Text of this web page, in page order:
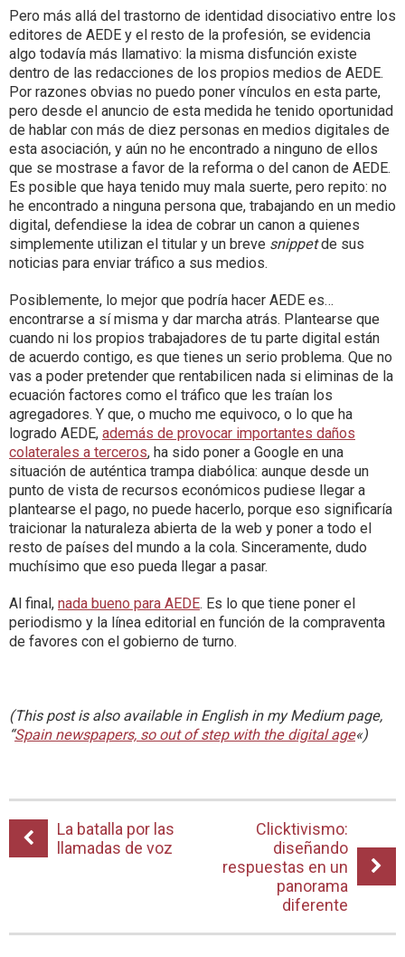
Pero más allá del trastorno de identidad disociativo entre los
editores de AEDE y el resto de la profesión, se evidencia
algo todavía más llamativo: la misma disfunción existe
dentro de las redacciones de los propios medios de AEDE.
Por razones obvias no puedo poner vínculos en esta parte,
pero desde el anuncio de esta medida he tenido oportunidad
de hablar con más de diez personas en medios digitales de
esta asociación, y aún no he encontrado a ninguno de ellos
que se mostrase a favor de la reforma o del canon de AEDE.
Es posible que haya tenido muy mala suerte, pero repito: no
he encontrado a ninguna persona que, trabajando en un medio
digital, defendiese la idea de cobrar un canon a quienes
simplemente utilizan el titular y un breve snippetde sus
noticias para enviar tráfico a sus medios.
Posiblemente, lo mejor que podría hacer AEDE es…
encontrarse a sí misma y dar marcha atrás. Plantearse que
cuando ni los propios trabajadores de tu parte digital están
de acuerdo contigo, es que tienes un serio problema. Que no
vas a poder pretender que rentabilicen nada si eliminas de la
ecuación factores como el tráfico que les traían los
agregadores. Y que, o mucho me equivoco, o lo que ha
logrado AEDE, además de provocar importantes daños
colaterales a terceros, ha sido poner a Google en una
situación de auténtica trampa diabólica: aunque desde un
punto de vista de recursos económicos pudiese llegar a
plantearse el pago, no puede hacerlo, porque eso significaría
traicionar la naturaleza abierta de la web y poner a todo el
resto de países del mundo a la cola. Sinceramente, dudo
muchísimo que eso pueda llegar a pasar.
Al final, nada bueno para AEDE. Es lo que tiene poner el
periodismo y la línea editorial en función de la compraventa
de favores con el gobierno de turno.
(This post is also available in English in my Medium page,
“Spain newspapers, so out of step with the digital age«)
La batalla por las
llamadas de voz
Clicktivismo:
diseñando
respuestas en un
panorama
diferente